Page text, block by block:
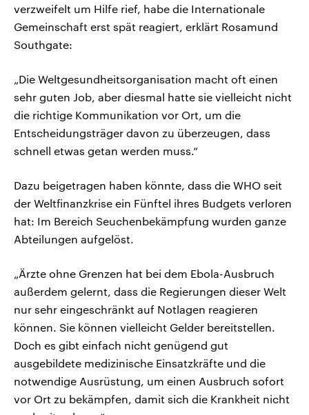
verzweifelt um Hilfe rief, habe die Internationale
Gemeinschaft erst spät reagiert, erklärt Rosamund
Southgate:
„Die Weltgesundheitsorganisation macht oft einen
sehr guten Job, aber diesmal hatte sie vielleicht nicht
die richtige Kommunikation vor Ort, um die
Entscheidungsträger davon zu überzeugen, dass
schnell etwas getan werden muss.“
Dazu beigetragen haben könnte, dass die WHO seit
der Weltfinanzkrise ein Fünftel ihres Budgets verloren
hat: Im Bereich Seuchenbekämpfung wurden ganze
Abteilungen aufgelöst.
„Ärzte ohne Grenzen hat bei dem Ebola-Ausbruch
außerdem gelernt, dass die Regierungen dieser Welt
nur sehr eingeschränkt auf Notlagen reagieren
können. Sie können vielleicht Gelder bereitstellen.
Doch es gibt einfach nicht genügend gut
ausgebildete medizinische Einsatzkräfte und die
notwendige Ausrüstung, um einen Ausbruch sofort
vor Ort zu bekämpfen, damit sich die Krankheit nicht